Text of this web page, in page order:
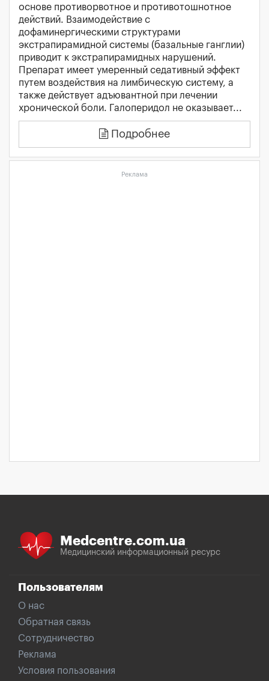
основе противорвотное и противотошнотное
действий. Взаимодействие с
дофаминергическими структурами
экстрапирамидной системы (базальные ганглии)
приводит к экстрапирамидных нарушений.
Препарат имеет умеренный седативный эффект
путем воздействия на лимбическую систему, а
также действует адъювантной при лечении
хронической боли. Галоперидол не оказывает...
Подробнее
Реклама
Medcentre.com.ua
Медицинский информационный ресурс
Пользователям
О нас
Обратная связь
Сотрудничество
Реклама
Условия пользования